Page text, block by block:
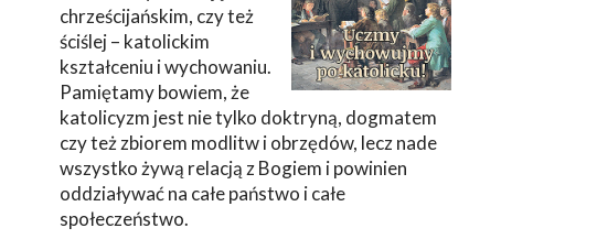
chrześcijańskim, czy też
ściślej – katolickim
kształceniu i wychowaniu.
Pamiętamy bowiem, że
katolicyzm jest nie tylko doktryną, dogmatem
czy też zbiorem modlitw i obrzędów, lecz nade
wszystko żywą relacją z Bogiem i powinien
oddziaływać na całe państwo i całe
społeczeństwo.